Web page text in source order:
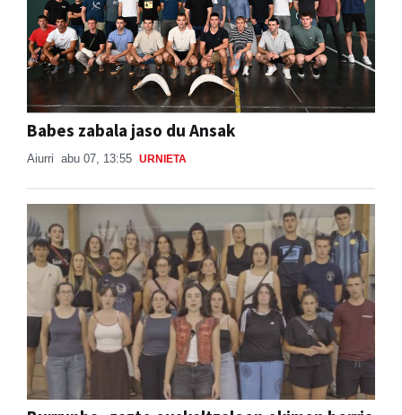
Babes zabala jaso du Ansak
Aiurri abu 07, 13:55 URNIETA